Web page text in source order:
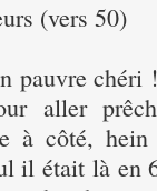
(vers 50)
pauvre chéri
aller
à côté,
il était là en